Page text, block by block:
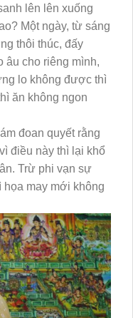
lên lên xuống
Một ngày, từ sáng
thôi thúc, đấy
âu cho riêng mình,
lo không được thì
ăn không ngon
đoan quyết rằng
điều này thì lại khổ
Trừ phi vạn sự
họa may mới không